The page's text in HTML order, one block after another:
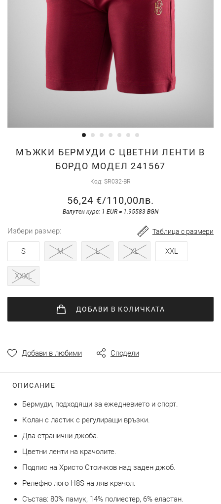
МЪЖКИ БЕРМУДИ С ЦВЕТНИ ЛЕНТИ В
БОРДО МОДЕЛ 241567
Код SR032-BR
56,24 €/110,00лв.
Валутен курс: 1 EUR = 1.95583 BGN
избери размер
S M L XL XXL
XXXL
Таблица с размери
ДОБАВИ В КОЛИЧКАТА
Добави в любими Сподели
ОПИСАНИЕ
Бермуди, подходящи за ежедневието и спорт.
Колан с ластик с регулиращи връзки.
Два странични джоба.
Цветни ленти на крачолите.
Подпис на Христо Стоичков над заден джоб.
Релефно лого H8S на ляв крачол.
Състав: 80% памук, 14% полиестер, 6% еластан.
Преминете